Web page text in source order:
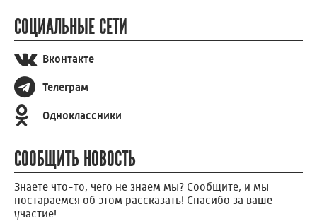
СОЦИАЛЬНЫЕ СЕТИ
Вконтакте
Телеграм
Одноклассники
СООБЩИТЬ НОВОСТЬ
Знаете что-то, чего не знаем мы? Сообщите, и мы
постараемся об этом рассказать! Спасибо за ваше
участие!